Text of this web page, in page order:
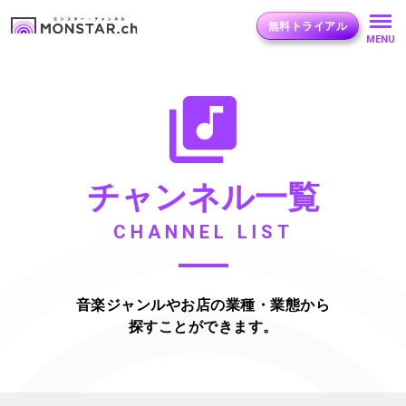
無料トライアル
MENU
チャンネル一覧
CHANNEL LIST
音楽ジャンルやお店の業種・業態から
探すことができます。